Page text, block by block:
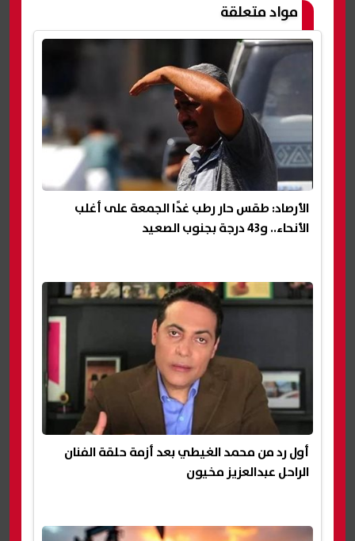
مواد متعلقة
الأرصاد: طقس حار رطب غدًا الجمعة على أغلب
الأنحاء.. و43 درجة بجنوب الصعيد
أول رد من محمد الغيطي بعد أزمة حلقة الفنان
الراحل عبدالعزيز مخيون